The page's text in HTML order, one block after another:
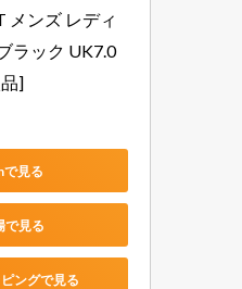
メンズ レディ
ラック UK7.0
]
見る
で見る
ングで見る